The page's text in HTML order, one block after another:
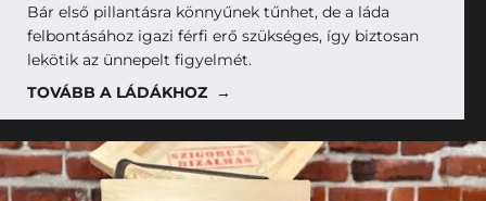
Bár első pillantásra könnyűnek tűnhet, de a láda
felbontásához igazi férfi erő szükséges, így biztosan
lekötik az ünnepelt figyelmét.
TOVÁBB A LÁDÁKHOZ →